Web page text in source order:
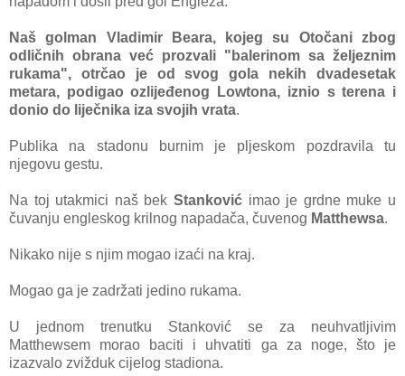
Naš golman Vladimir Beara, kojeg su Otočani zbog
odličnih obrana već prozvali "balerinom sa željeznim
rukama", otrčao je od svog gola nekih dvadesetak
metara, podigao ozlijeđenog Lowtona, iznio s terena i
donio do liječnika iza svojih vrata.
Publika na stadonu burnim je pljeskom pozdravila tu
njegovu gestu.
Na toj utakmici naš bek Stanković imao je grdne muke u
čuvanju engleskog krilnog napadača, čuvenog Matthewsa.
Nikako nije s njim mogao izaći na kraj.
Mogao ga je zadržati jedino rukama.
U jednom trenutku Stanković se za neuhvatljivim
Matthewsem morao baciti i uhvatiti ga za noge, što je
izazvalo zvižduk cijelog stadiona.